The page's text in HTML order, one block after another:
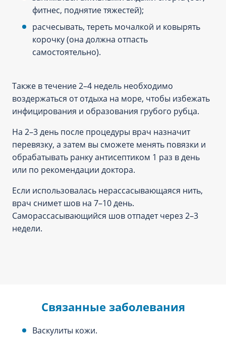
фитнес, поднятие тяжестей);
расчесывать, тереть мочалкой и ковырять
корочку (она должна отпасть
самостоятельно).
Также в течение 2–4 недель необходимо
воздержаться от отдыха на море, чтобы избежать
инфицирования и образования грубого рубца.
На 2–3 день после процедуры врач назначит
перевязку, а затем вы сможете менять повязки и
обрабатывать ранку антисептиком 1 раз в день
или по рекомендации доктора.
Если использовалась нерассасывающаяся нить,
врач снимет шов на 7–10 день.
Саморассасывающийся шов отпадет через 2–3
недели.
Связанные заболевания
Васкулиты кожи.